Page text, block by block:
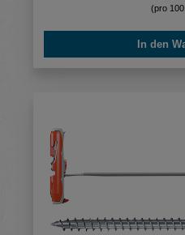
(pro
In den